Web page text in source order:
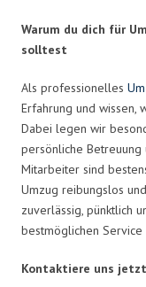
Warum du dich für
solltest
Als professionelles
Erfahrung und wissen,
Dabei legen wir
persönliche Betreuung
Mitarbeiter sind
Umzug reibungslos
zuverlässig, pünktlich
bestmöglichen Service
Kontaktiere uns